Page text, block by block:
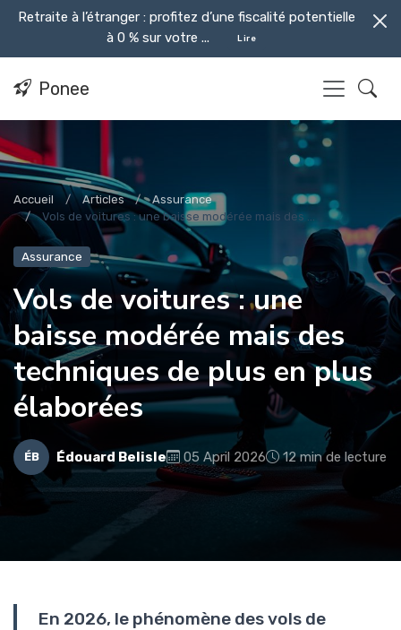
Retraite à l’étranger : profitez d’une fiscalité potentielle
à 0 % sur votre ...
Lire
Ponee
Accueil Articles
Assurance
Vols de voitures : une baisse modérée mais des ...
Assurance
Vols de voitures : une
baisse modérée mais des
techniques de plus en plus
élaborées
ÉB Édouard Belisle 05 April 2026 12 min de lecture
En 2026, le phénomène des vols de